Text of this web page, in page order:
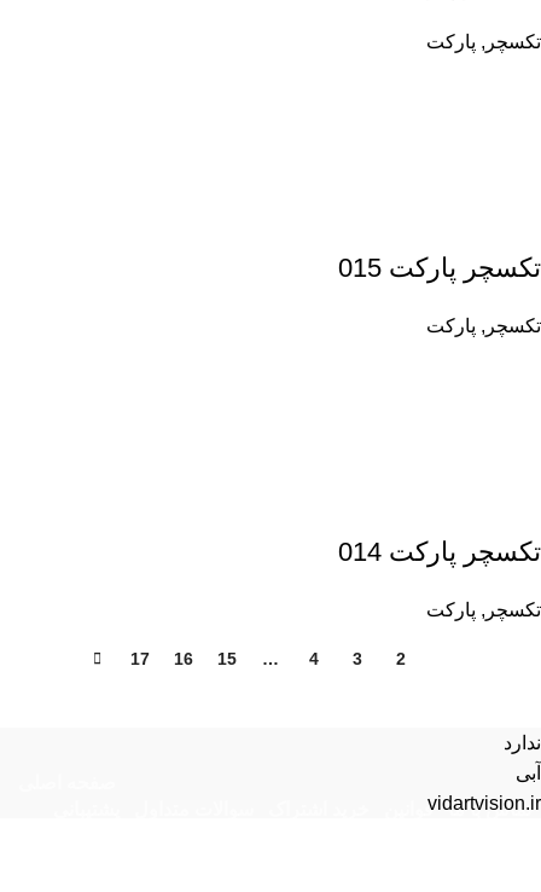
تکسچر , پارکت
تکسچر پارکت 015
تکسچر , پارکت
تکسچر پارکت 014
تکسچر , پارکت
2
3
4
…
15
16
17
ندارد
آبی
vidartvision.ir
تماس با ما
قوانین